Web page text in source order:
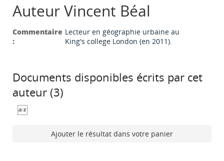
Auteur Vincent Béal
Commentaire
:
Lecteur en géographie urbaine au
King's college London (en 2011).
Documents disponibles écrits par cet
auteur (3)
Ajouter le résultat dans votre panier